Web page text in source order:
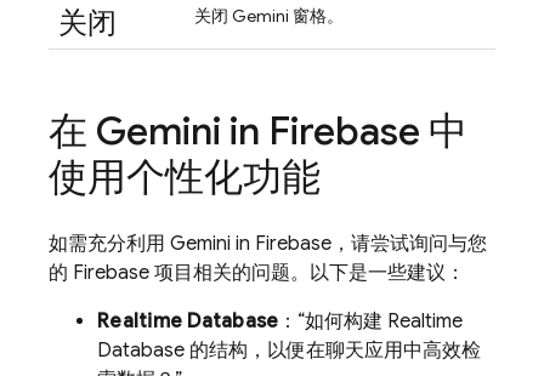
关闭 关闭 Gemini 窗格。
在 Gemini in Firebase 中
使用个性化功能
如需充分利用 Gemini in Firebase ，请尝试询问与您
的 Firebase 项目相关的问题。以下是一些建议：
Realtime Database ：“如何构建 Realtime
Database 的结构，以便在聊天应用中高效检